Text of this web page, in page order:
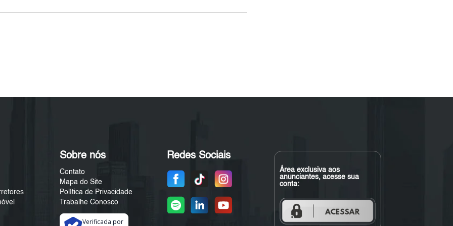
Sobre nós
Contato
Mapa do Site
Política de Privacidade
Trabalhe Conosco
Verificada por
Redes Sociais
Área exclusiva aos
anunciantes, acesse sua
conta: